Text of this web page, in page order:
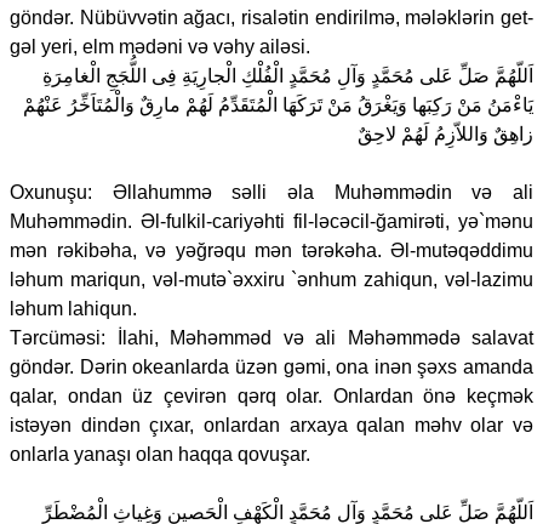
göndər. Nübüvvətin ağacı, risalətin endirilmə, mələklərin get-
gəl yeri, elm mədəni və vəhy ailəsi.
اَللّهُمَّ صَلِّ عَلى مُحَمَّدٍ وَآلِ مُحَمَّدٍ الْفُلْكِ الْجارِيَةِ فِى اللُّجَجِ الْغامِرَةِ
يَاءْمَنُ مَنْ رَكِبَها وَيَغْرَقُ مَنْ تَرَكَهَا الْمُتَقَدِّمُ لَهُمْ مارِقٌ وَالْمُتَاَخِّرُ عَنْهُمْ
زاهِقٌ وَاللاّزِمُ لَهُمْ لاحِقٌ
Oxunuşu: Əllahummə səlli əla Muhəmmədin və ali
Muhəmmədin. Əl-fulkil-cariyəhti fil-ləcəcil-ğamirəti, yə`mənu
mən rəkibəha, və yəğrəqu mən tərəkəha. Əl-mutəqəddimu
ləhum mariqun, vəl-mutə`əxxiru `ənhum zahiqun, vəl-lazimu
ləhum lahiqun.
Tərcüməsi: İlahi, Məhəmməd və ali Məhəmmədə salavat
göndər. Dərin okeanlarda üzən gəmi, ona inən şəxs amanda
qalar, ondan üz çevirən qərq olar. Onlardan önə keçmək
istəyən dindən çıxar, onlardan arxaya qalan məhv olar və
onlarla yanaşı olan haqqa qovuşar.
اَللّهُمَّ صَلِّ عَلى مُحَمَّدٍ وَآلِ مُحَمَّدٍ الْكَهْفِ الْحَصينِ وَغِياثِ الْمُضْطَرِّ